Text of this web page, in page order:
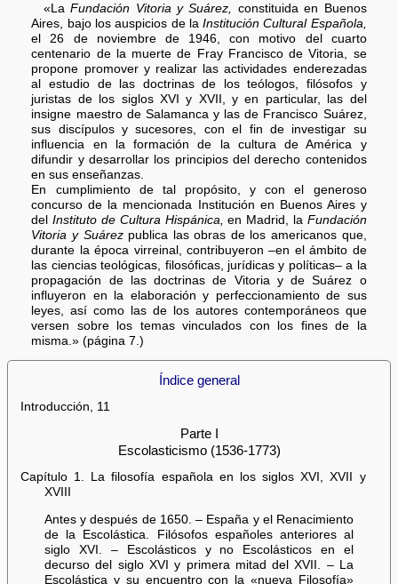
«LaFundación Vitoria y Suárez,
constituida en Buenos
Aires, bajo los auspicios de laInstitución Cultural Española,
el 26 de noviembre de 1946, con motivo del cuarto
centenario de la muerte de Fray Francisco de Vitoria, se
propone promover y realizar las actividades enderezadas
al estudio de las doctrinas de los teólogos, filósofos y
juristas de los siglos XVI y XVII, y en particular, las del
insigne maestro de Salamanca y las de Francisco Suárez,
sus discípulos y sucesores, con el fin de investigar su
influencia en la formación de la cultura de América y
difundir y desarrollar los principios del derecho contenidos
en sus enseñanzas.
En cumplimiento de tal propósito, y con el generoso
concurso de la mencionada Institución en Buenos Aires y
delInstituto de Cultura Hispánica, en Madrid, la Fundación
Vitoria y Suárezpublica las obras de los americanos que,
durante la época virreinal, contribuyeron –en el ámbito de
las ciencias teológicas, filosóficas, jurídicas y políticas– a la
propagación de las doctrinas de Vitoria y de Suárez o
influyeron en la elaboración y perfeccionamiento de sus
leyes, así como las de los autores contemporáneos que
versen sobre los temas vinculados con los fines de la
misma.» (página 7.)
Índice general
Introducción, 11
Parte I
Escolasticismo (1536-1773)
Capítulo 1. La filosofía española en los siglos XVI, XVII y
XVIII
Antes y después de 1650. – España y el Renacimiento
de la Escolástica. Filósofos españoles anteriores al
siglo XVI. – Escolásticos y no Escolásticos en el
decurso del siglo XVI y primera mitad del XVII. – La
Escolástica y su encuentro con la «nueva Filosofía»